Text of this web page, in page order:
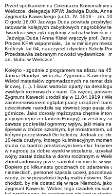
Przed spotkaniem na Cmentarzu Komunalnym
Wieliczce, delegacja KPW: Jadwiga Duda,
Zygmunta Kaweckiego (ur.11. IV. 1919 - zm.
O godz.16.00 Jadwiga Duda powitała
ratowanie kolejnych zabytkowych nagrobków
Twardosz wręczyła dyplomy z udział w kweście
Jadwiga Duda i Anna Kisiel wręczyły prof.
Prezes KPW wspomniała, że w minionym
Królczyk, lat 64, nauczyciel i dyrektor Szkoły
Przedstawiła zebranym nowości wydawnicze:
art. klubu w Wieliczce”.
Kolejno - zgodnie z programem na afiszu na
Janina Gaudyn, wnuczka Zygmunta
Wśród materiałów zgromadzonych na temat
linowej, (…). I świat wartości oparty na
zwykłych rozmowach z nami. Co więcej,
Zygmunt Kawecki urodził się w 11.04.1919 r Wieliczce. W pierwszych latach dzieciństwa mieszkał w sąsiedztwie szybu Górsko, do którego kolejką linową dostarczany był piasek podsadzkowy, opuszczany następnie wyciągiem szybowym do kopalni. Mały Zygmunt z zainteresowaniem oglądał pracę urządzeń transportu linowego, chętnie chodził też ze swoim ojcem, pracownikiem Kopalni Soli, do budynku szkoły górniczej w Sztygarówce, gdzie zgromadzone były modele maszyn i urządzeń mechanicznych stosowanych w kopalniach. W dzieciństwie narodziła się również jego pasja do śpiewania, zwłaszcza pieśni górniczych. Dziadek wspominał atmosferę domu rodzinnego, gdzie przy akompaniamencie fortepianowym jego matki, przyjaciel ojca z czasów studiów w Austrii, prof. Skoczylas z AGH śpiewał pieśni górnicze. Jako dorosły mężczyzna chętnie intonował w towarzystwie, zwłaszcza pieśni górnicze lub partyzanckie. Doskonale pamiętam wspólne śpiewaniu kolęd w czasie spotkań rodzinnych. Dziadek opowiadał nam, że podczas konferencji naukowej w Australii (gdzie był jedynym reprezentantem Europy), uczestnicy zostali poproszeni o krótkie zaprezentowanie siebie oraz kraju z którego pochodzą. Dziadek zdecydował się na zaśpiewanie jednej z pieśni górniczych, co zostało bardzo pozytywnie odebrane przez pozostałych uczestników. Dziadek zawsze podkreślał ogromny wpływ, jaki miała na niego przedwojenna szkoła. Był dobrym uczniem, choć opowiadał nam, że nie poświęcał zbyt wiele czasu na naukę, a w domu robił tylko to, co wymagało zapisania w zeszycie. Zawsze był bardzo aktywny: działał w samorządzie i śpiewał w chórze szkolnym, był ministrantem, udzielał korepetycji. Jednak tym, co najbardziej Go absorbowało, było harcerstwo, do którego wstąpił w II-giej klasie gimnazjum.